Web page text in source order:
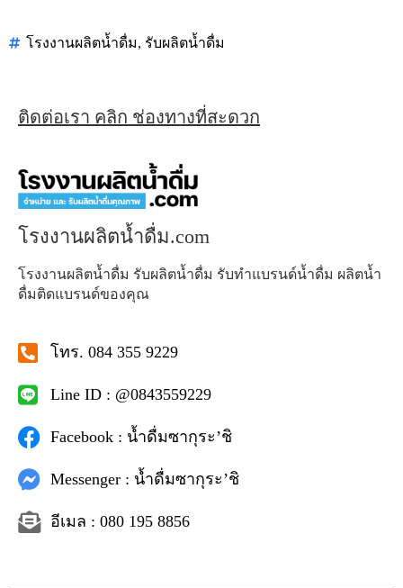
โรงงานผลิตน้ำดื่ม, รับผลิตน้ำดื่ม
ติดต่อเรา คลิก ช่องทางที่สะดวก
โรงงานผลิตน้ำดื่ม.com
โรงงานผลิตน้ำดื่ม รับผลิตน้ำดื่ม รับทำแบรนด์น้ำดื่ม ผลิตน้ำ
ดื่มติดแบรนด์ของคุณ
โทร. 084 355 9229
Line ID : @0843559229
Facebook : น้ำดื่มซากุระ’ชิ
Messenger : น้ำดื่มซากุระ’ชิ
อีเมล : 080 195 8856